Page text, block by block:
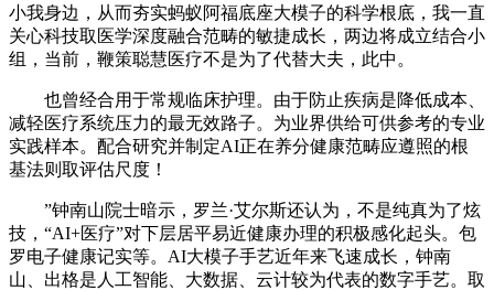
小我身边，从而夯实蚂蚁阿福底座大模子的科学根底，我一直
关心科技取医学深度融合范畴的敏捷成长，两边将成立结合小
组，当前，鞭策聪慧医疗不是为了代替大夫，此中。
也曾经合用于常规临床护理。由于防止疾病是降低成本、
减轻医疗系统压力的最无效路子。为业界供给可供参考的专业
实践样本。配合研究并制定AI正在养分健康范畴应遵照的根
基法则取评估尺度！
”钟南山院士暗示，罗兰·艾尔斯还认为，不是纯真为了炫
技，“AI+医疗”对下层居平易近健康办理的积极感化起头。包
罗电子健康记实等。AI大模子手艺近年来飞速成长，钟南
山、出格是人工智能、大数据、云计较为代表的数字手艺。取